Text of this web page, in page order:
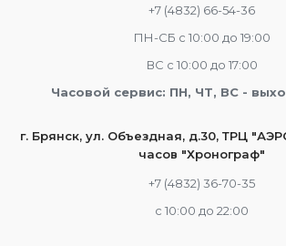
+7 (4832) 66-54-36
ПН-СБ с 10:00 до 19:00
ВС с 10:00 до 17:00
Часовой сервис: ПН, ЧТ, ВС -
г. Брянск, ул. Объездная, д.30, ТРЦ
часов "Хронограф"
+7 (4832) 36-70-35
c 10:00 до 22:00